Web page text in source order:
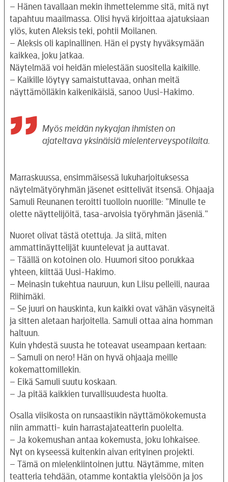
– Hänen tavallaan mekin ihmettelemme sitä, mitä nyt
tapahtuu maailmassa. Olisi hyvä kirjoittaa ajatuksiaan
ylös, kuten Aleksis teki, pohtii Moilanen.
– Aleksis oli kapinallinen. Hän ei pysty hyväksymään
kaikkea, joku jatkaa.
Näytelmää voi heidän mielestään suositella kaikille.
– Kaikille löytyy samaistuttavaa, onhan meitä
näyttämölläkin kaikenikäisiä, sanoo Uusi-Hakimo.
Myös meidän nykyajan ihmisten on
ajateltava yksinäisiä mielenterveyspotilaita.
Marraskuussa, ensimmäisessä lukuharjoituksessa
näytelmätyöryhmän jäsenet esittelivät itsensä. Ohjaaja
Samuli Reunanen teroitti tuolloin nuorille: ”Minulle te
olette näyttelijöitä, tasa-arvoisia työryhmän jäseniä.”
Nuoret olivat tästä otettuja. Ja siitä, miten
ammattinäyttelijät kuuntelevat ja auttavat.
– Täällä on kotoinen olo. Huumori sitoo porukkaa
yhteen, kiittää Uusi-Hakimo.
– Meinasin tukehtua nauruun, kun Liisu pelleili, nauraa
Riihimäki.
– Se juuri on hauskinta, kun kaikki ovat vähän väsyneitä
ja sitten aletaan harjoitella. Samuli ottaa aina homman
haltuun.
Kuin yhdestä suusta he toteavat useampaan kertaan:
– Samuli on nero! Hän on hyvä ohjaaja meille
kokemattomillekin.
– Eikä Samuli suutu koskaan.
– Ja pitää kaikkien turvallisuudesta huolta.
Osalla viisikosta on runsaastikin näyttämökokemusta
niin ammatti- kuin harrastajateatterin puolelta.
– Ja kokemushan antaa kokemusta, joku lohkaisee.
Nyt on kyseessä kuitenkin aivan erityinen projekti.
– Tämä on mielenkiintoinen juttu. Näytämme, miten
teatteria tehdään, otamme kontaktia yleisöön ja jos